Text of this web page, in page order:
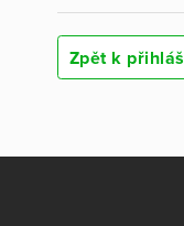
Zpět k